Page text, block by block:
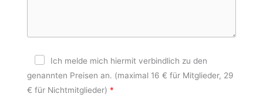
Ich melde mich hiermit verbindlich zu den
genannten Preisen an. (maximal 16 € für Mitglieder, 29
€ für Nichtmitglieder)